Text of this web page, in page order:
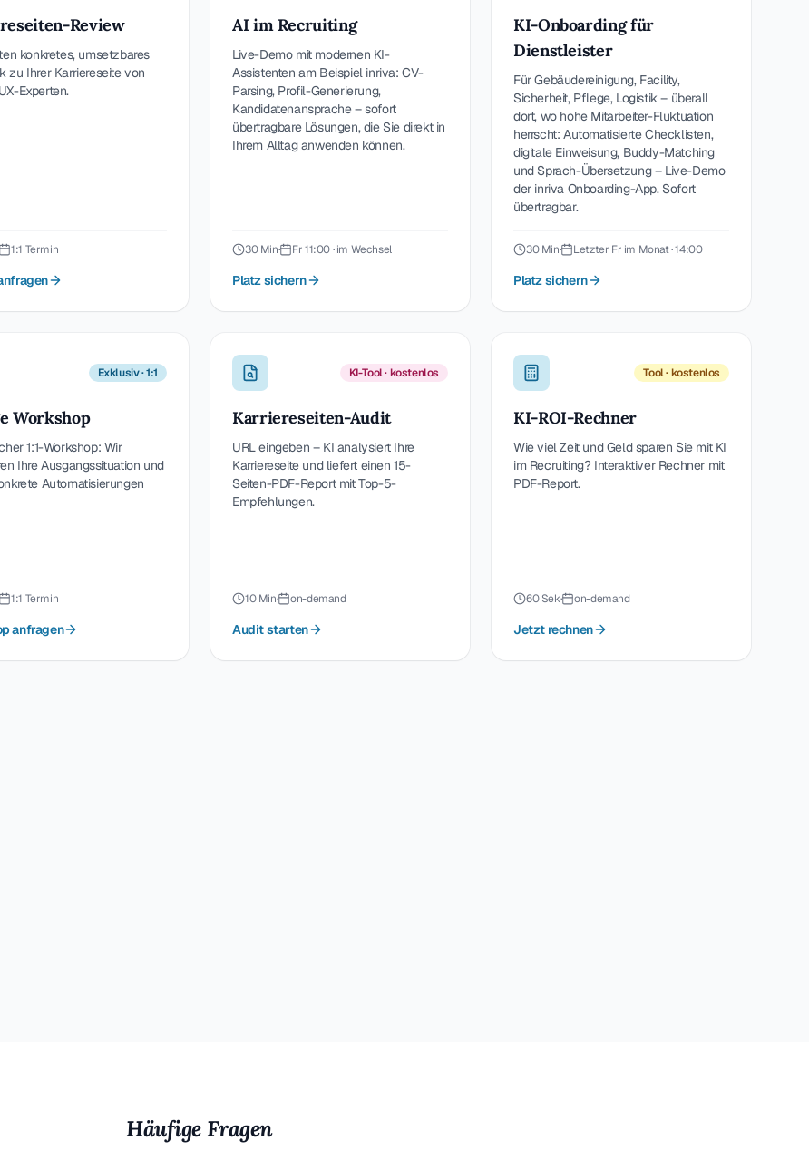
Review
konkretes, umsetzbares
zu Ihrer Karriereseite von
Experten.
1:1 Termin
AI im Recruiting
Live-Demo mit modernen KI-
Assistenten am Beispiel inriva: CV-
Parsing, Profil-Generierung,
Kandidatenansprache – sofort
übertragbare Lösungen, die Sie direkt in
Ihrem Alltag anwenden können.
30 Min· Fr 11:00 · im Wechsel
Platz sichern
KI-Onboarding für
Dienstleister
Für Gebäudereinigung, Facility,
Sicherheit, Pflege, Logistik – überall
dort, wo hohe Mitarbeiter-Fluktuation
herrscht: Automatisierte Checklisten,
digitale Einweisung, Buddy-Matching
und Sprach-Übersetzung – Live-Demo
der inriva Onboarding-App. Sofort
übertragbar.
30 Min· Letzter Fr im Monat · 14:00
Platz sichern
Exklusiv · 1:1
Workshop
1:1-Workshop: Wir
Ihre Ausgangssituation und
Automatisierungen
1:1 Termin
anfragen
KI-Tool · kostenlos
Karriereseiten-Audit
URL eingeben – KI analysiert Ihre
Karriereseite und liefert einen 15-
Seiten-PDF-Report mit Top-5-
Empfehlungen.
10 Min· on-demand
Audit starten
Tool · kostenlos
KI-ROI-Rechner
Wie viel Zeit und Geld sparen Sie mit KI
im Recruiting? Interaktiver Rechner mit
PDF-Report.
60 Sek· on-demand
Jetzt rechnen
Häufige Fragen